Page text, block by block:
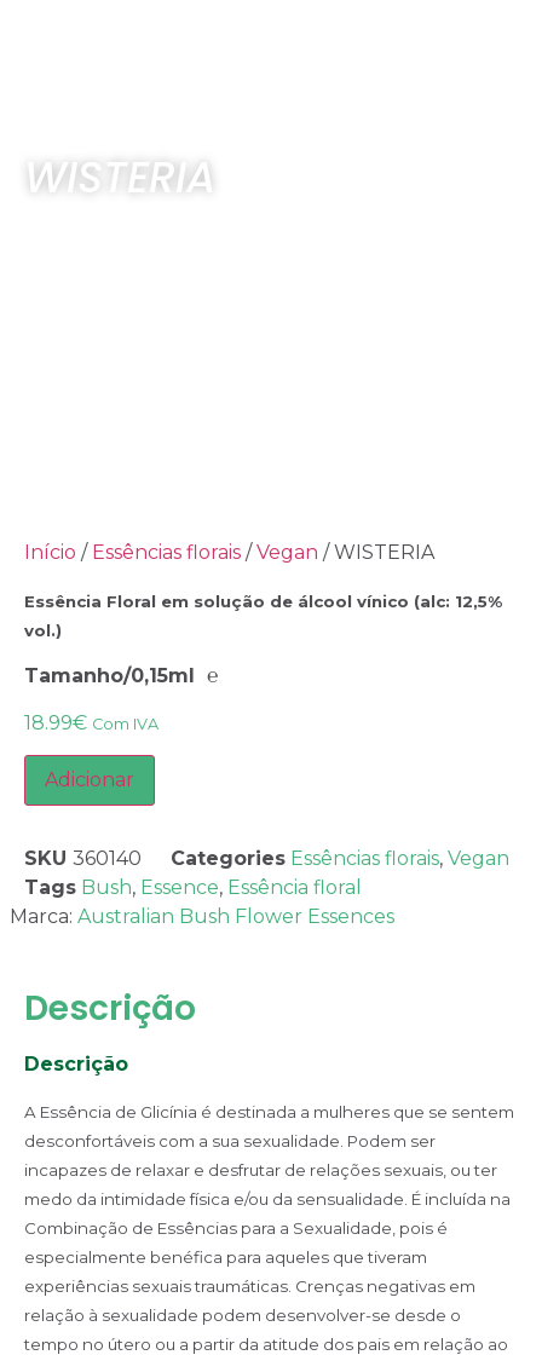
WISTERIA
Início / Essências florais /Vegan / WISTERIA
Essência Floral em solução de álcool vínico (alc: 12,5%
vol.)
Tamanho/0,15ml ℮
18.99€ Com IVA
Adicionar
SKU 360140 Categories Essências florais, Vegan
Tags Bush, Essence, Essência floral
Marca: Australian Bush Flower Essences
Descrição
Descrição
A Essência de Glicínia é destinada a mulheres que se sentem
desconfortáveis com a sua sexualidade. Podem ser
incapazes de relaxar e desfrutar de relações sexuais, ou ter
medo da intimidade física e/ou da sensualidade. É incluída na
Combinação de Essências para a Sexualidade, pois é
especialmente benéfica para aqueles que tiveram
experiências sexuais traumáticas. Crenças negativas em
relação à sexualidade podem desenvolver-se desde o
tempo no útero ou a partir da atitude dos pais em relação ao